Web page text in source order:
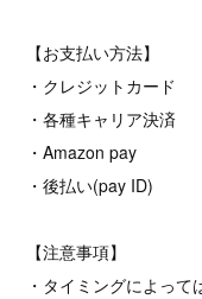
【お支払い方法】
・クレジットカード
・各種キャリア決済
・Amazon pay
・後払い(pay ID)
【注意事項】
・タイミングによっ